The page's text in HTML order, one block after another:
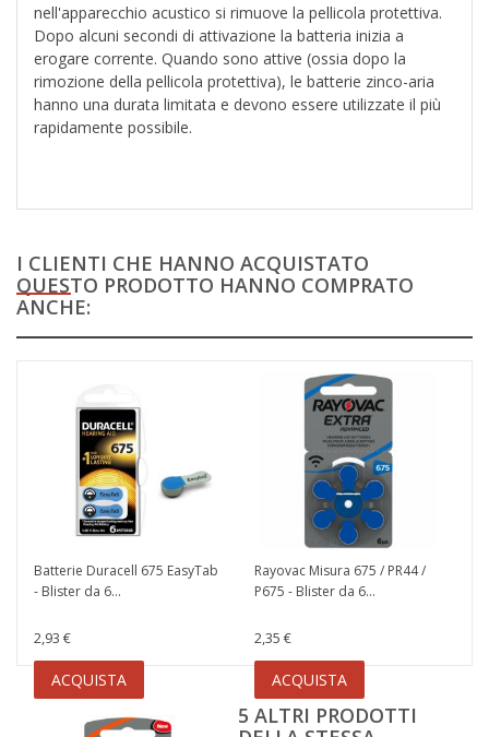
nell'apparecchio acustico si rimuove la pellicola protettiva.
Dopo alcuni secondi di attivazione la batteria inizia a
erogare corrente. Quando sono attive (ossia dopo la
rimozione della pellicola protettiva), le batterie zinco-aria
hanno una durata limitata e devono essere utilizzate il più
rapidamente possibile.
I CLIENTI CHE HANNO ACQUISTATO
QUESTO PRODOTTO HANNO COMPRATO
ANCHE:
Batterie Duracell 675 EasyTab
- Blister da 6...
2,93 €
ACQUISTA
Rayovac Misura 675 / PR44 /
P675 - Blister da 6...
2,35 €
ACQUISTA
5 ALTRI PRODOTTI